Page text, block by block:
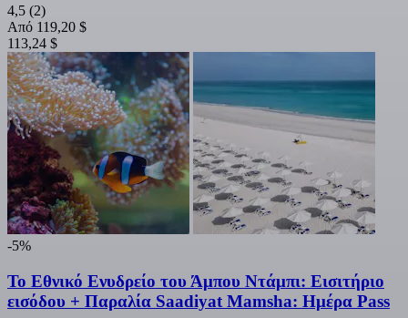
4,5 (2)
Από 119,20 $
113,24 $
-5%
Το Εθνικό Ενυδρείο του Άμπου Ντάμπι: Εισιτήριο
εισόδου + Παραλία Saadiyat Mamsha: Ημέρα Pass